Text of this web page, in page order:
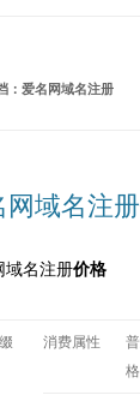
： 爱名网域名注册
网域名注
域名注册价格
消费属性
格